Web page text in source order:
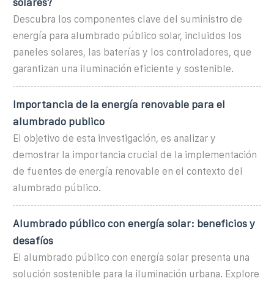
solares?
Descubra los componentes clave del suministro de
energía para alumbrado público solar, incluidos los
paneles solares, las baterías y los controladores, que
garantizan una iluminación eficiente y sostenible.
Importancia de la energía renovable para el
alumbrado publico
El objetivo de esta investigación, es analizar y
demostrar la importancia crucial de la implementación
de fuentes de energía renovable en el contexto del
alumbrado público.
Alumbrado público con energía solar: beneficios y
desafíos
El alumbrado público con energía solar presenta una
solución sostenible para la iluminación urbana. Explore